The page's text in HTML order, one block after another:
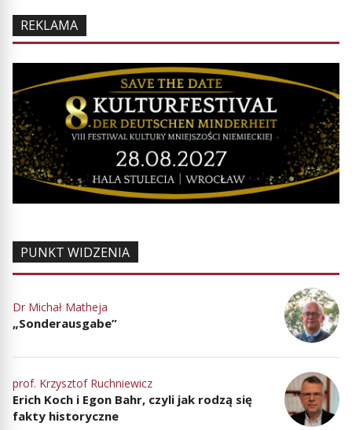
REKLAMA
PUNKT WIDZENIA
Dr Michał Matheja
„Sonderausgabe”
prof. Krzysztof Ruchniewicz
Erich Koch i Egon Bahr, czyli jak rodzą się
fakty historyczne